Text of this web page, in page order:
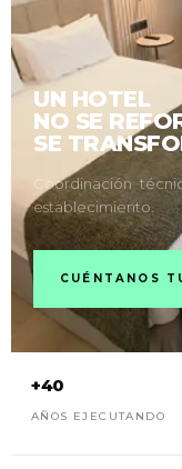
UN HOTEL
NO SE
SE
Coordinación
establecimiento.
CUÉNTANOS
+40
AÑOS EJECUTANDO